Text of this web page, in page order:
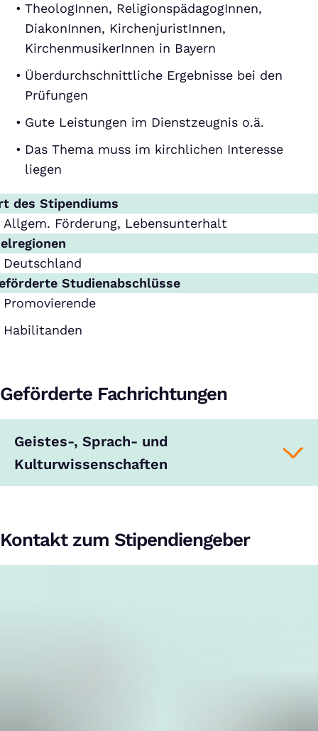
TheologInnen, ReligionspädagogInnen,
DiakonInnen, KirchenjuristInnen,
KirchenmusikerInnen in Bayern
Überdurchschnittliche Ergebnisse bei den
Prüfungen
Gute Leistungen im Dienstzeugnis o.ä.
Das Thema muss im kirchlichen Interesse
liegen
des Stipendiums
Allgem. Förderung, Lebensunterhalt
Deutschland
Studienabschlüsse
Promovierende
Habilitanden
Geförderte Fachrichtungen
Geistes-, Sprach- und
Kulturwissenschaften
Kontakt zum Stipendiengeber